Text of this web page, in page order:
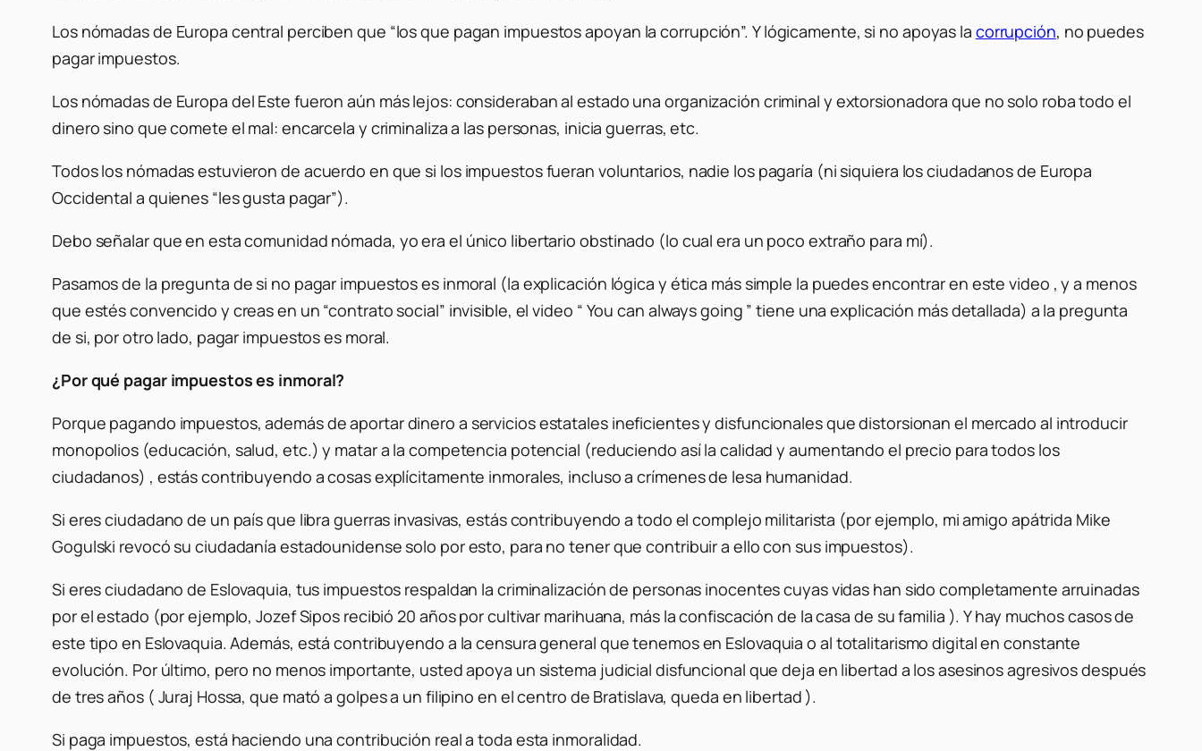
Los nómadas de Europa central perciben que “los que pagan impuestos apoyan la corrupción”. Y lógicamente, si no apoyas la corrupción, no puedes
pagar impuestos.
Los nómadas de Europa del Este fueron aún más lejos: consideraban al estado una organización criminal y extorsionadora que no solo roba todo el
dinero sino que comete el mal: encarcela y criminaliza a las personas, inicia guerras, etc.
Todos los nómadas estuvieron de acuerdo en que si los impuestos fueran voluntarios, nadie los pagaría (ni siquiera los ciudadanos de Europa
Occidental a quienes “les gusta pagar”).
Debo señalar que en esta comunidad nómada, yo era el único libertario obstinado (lo cual era un poco extraño para mí).
Pasamos de la pregunta de si no pagar impuestos es inmoral (la explicación lógica y ética más simple la puedes encontrar en este video , y a menos
que estés convencido y creas en un “contrato social” invisible, el video “ You can always going ” tiene una explicación más detallada) a la pregunta
de si, por otro lado, pagar impuestos es moral.
¿Por qué pagar impuestos es inmoral?
Porque pagando impuestos, además de aportar dinero a servicios estatales ineficientes y disfuncionales que distorsionan el mercado al introducir
monopolios (educación, salud, etc.) y matar a la competencia potencial (reduciendo así la calidad y aumentando el precio para todos los
ciudadanos) , estás contribuyendo a cosas explícitamente inmorales, incluso a crímenes de lesa humanidad.
Si eres ciudadano de un país que libra guerras invasivas, estás contribuyendo a todo el complejo militarista (por ejemplo, mi amigo apátrida Mike
Gogulski revocó su ciudadanía estadounidense solo por esto, para no tener que contribuir a ello con sus impuestos).
Si eres ciudadano de Eslovaquia, tus impuestos respaldan la criminalización de personas inocentes cuyas vidas han sido completamente arruinadas
por el estado (por ejemplo, Jozef Sipos recibió 20 años por cultivar marihuana, más la confiscación de la casa de su familia ). Y hay muchos casos de
este tipo en Eslovaquia. Además, está contribuyendo a la censura general que tenemos en Eslovaquia o al totalitarismo digital en constante
evolución. Por último, pero no menos importante, usted apoya un sistema judicial disfuncional que deja en libertad a los asesinos agresivos después
de tres años ( Juraj Hossa, que mató a golpes a un filipino en el centro de Bratislava, queda en libertad ).
Si paga impuestos, está haciendo una contribución real a toda esta inmoralidad.